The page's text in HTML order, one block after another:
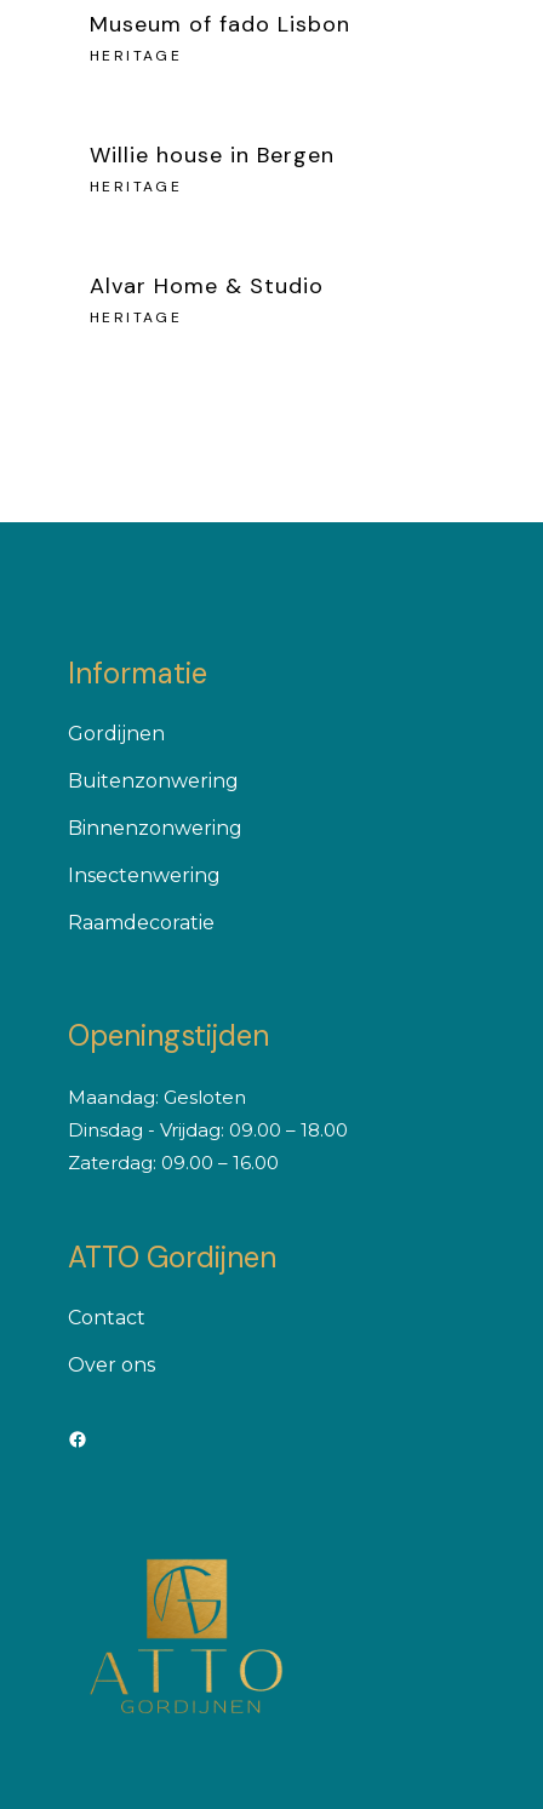
Museum of fado Lisbon
HERITAGE
Willie house in Bergen
HERITAGE
Alvar Home & Studio
HERITAGE
Informatie
Gordijnen
Buitenzonwering
Binnenzonwering
Insectenwering
Raamdecoratie
Openingstijden
Maandag: Gesloten
Dinsdag - Vrijdag: 09.00 – 18.00
Zaterdag: 09.00 – 16.00
ATTO Gordijnen
Contact
Оver ons